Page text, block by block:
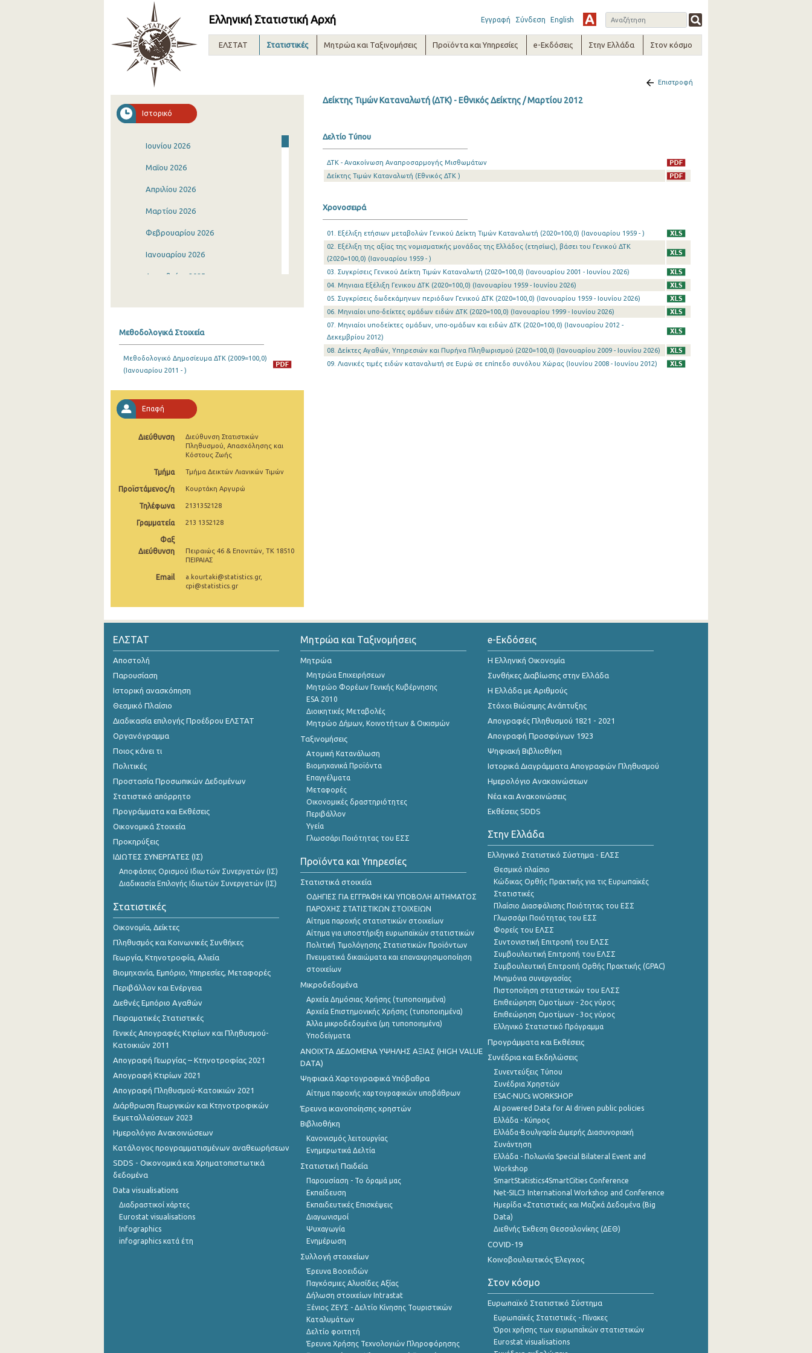
Ελληνική Στατιστική Αρχή Εγγραφή Σύνδεση English
ΕΛΣΤΑΤ Στατιστικές Μητρώα και Ταξινομήσεις Προϊόντα και Υπηρεσίες e-Εκδόσεις Στην Ελλάδα Στον κόσμο
Ιστορικό
Ιουνίου 2026
Μαΐου 2026
Απριλίου 2026
Μαρτίου 2026
Φεβρουαρίου 2026
Ιανουαρίου 2026
Δεκεμβρίου 2025
Αυγούστου 2025
Ιουνίου 2025
Απριλίου 2025
Μαρτίου 2025
Φεβρουαρίου 2025
Δεκεμβρίου 2024
Νοεμβρίου 2024
Οκτωβρίου 2024
Αυγούστου 2024
Ιουλίου 2024
Μαΐου 2024
Απριλίου 2024
Μαρτίου 2024
Φεβρουαρίου 2024
Ιανουαρίου 2024
Δεκεμβρίου 2023
Οκτωβρίου 2023
Σεπτεμβρίου 2023
Αυγούστου 2023
Ιουλίου 2023
Ιουνίου 2023
Απριλίου 2023
Μαρτίου 2023
Φεβρουαρίου 2023
Ιανουαρίου 2023
Δεκεμβρίου 2022
Νοεμβρίου 2022
Οκτωβρίου 2022
Αυγούστου 2022
Ιουλίου 2022
Ιουνίου 2022
Μαΐου 2022
Απριλίου 2022
Μεθοδολογικά Στοιχεία
Μεθοδολογικό Δημοσίευμα ΔΤΚ (2009=100,0)
(Ιανουαρίου 2011 - )
Επαφή
Διεύθυνση
Διεύθυνση Στατιστικών
Πληθυσμού, Απασχόλησης και
Κόστους Ζωής
Τμήμα Τμήμα Δεικτών Λιανικών Τιμών
Προϊστάμενος/η Κουρτάκη Αργυρώ
Τηλέφωνα 2131352128
Γραμματεία 213 1352128
Φαξ
Διεύθυνση
Πειραιώς 46 & Επονιτών, ΤΚ 18510
ΠΕΙΡΑΙΑΣ
Email
a.kourtaki@statistics.gr,
cpi@statistics.gr
Επιστροφή
Δείκτης Τιμών Καταναλωτή (ΔΤΚ) - Εθνικός Δείκτης / Μαρτίου 2012
Δελτίο Τύπου
ΔΤΚ - Ανακοίνωση Αναπροσαρμογής Μισθωμάτων
Δείκτης Τιμών Καταναλωτή (Εθνικός ΔΤΚ )
Χρονοσειρά
01. Εξέλιξη ετήσιων μεταβολών Γενικού Δείκτη Τιμών Καταναλωτή (2020=100,0) (Ιανουαρίου 1959 - )
02. Εξέλιξη της αξίας της νομισματικής μονάδας της Ελλάδος (ετησίως), βάσει του Γενικού ΔΤΚ
(2020=100,0) (Ιανουαρίου 1959 - )
03. Συγκρίσεις Γενικού Δείκτη Τιμών Καταναλωτή (2020=100,0) (Ιανουαρίου 2001 - Ιουνίου 2026)
04. Μηνιαια Εξέλιξη Γενικου ΔΤΚ (2020=100,0) (Ιανουαρίου 1959 - Ιουνίου 2026)
05. Συγκρίσεις δωδεκάμηνων περιόδων Γενικού ΔΤΚ (2020=100,0) (Ιανουαρίου 1959 - Ιουνίου 2026)
06. Μηνιαίοι υπο-δείκτες ομάδων ειδών ΔΤΚ (2020=100,0) (Ιανουαρίου 1999 - Ιουνίου 2026)
07. Μηνιαίοι υποδείκτες oμάδων, υπο-ομάδων και ειδών ΔΤΚ (2020=100,0) (Ιανουαρίου 2012 -
Δεκεμβρίου 2012)
08. Δείκτες Αγαθών, Υπηρεσιών και Πυρήνα Πληθωρισμού (2020=100,0) (Ιανουαρίου 2009 - Ιουνίου 2026)
09. Λιανικές τιμές ειδών καταναλωτή σε Ευρώ σε επίπεδο συνόλου Χώρας (Ιουνίου 2008 - Ιουνίου 2012)
ΕΛΣΤΑΤ
Αποστολή
Παρουσίαση
Ιστορική ανασκόπηση
Θεσμικό Πλαίσιο
Διαδικασία επιλογής Προέδρου ΕΛΣΤΑΤ
Οργανόγραμμα
Ποιος κάνει τι
Πολιτικές
Προστασία Προσωπικών Δεδομένων
Στατιστικό απόρρητο
Προγράμματα και Εκθέσεις
Οικονομικά Στοιχεία
Προκηρύξεις
ΙΔΙΩΤΕΣ ΣΥΝΕΡΓΑΤΕΣ (ΙΣ)
Αποφάσεις Ορισμού Ιδιωτών Συνεργατών (ΙΣ)
Διαδικασία Επιλογής Ιδιωτών Συνεργατών (ΙΣ)
Στατιστικές
Οικονομία, Δείκτες
Πληθυσμός και Κοινωνικές Συνθήκες
Γεωργία, Κτηνοτροφία, Αλιεία
Βιομηχανία, Εμπόριο, Υπηρεσίες, Μεταφορές
Περιβάλλον και Ενέργεια
Διεθνές Εμπόριο Αγαθών
Πειραματικές Στατιστικές
Γενικές Απογραφές Κτιρίων και Πληθυσμού-
Κατοικιών 2011
Απογραφή Γεωργίας – Κτηνοτροφίας 2021
Απογραφή Κτιρίων 2021
Απογραφή Πληθυσμού-Κατοικιών 2021
Διάρθρωση Γεωργικών και Κτηνοτροφικών
Εκμεταλλεύσεων 2023
Ημερολόγιο Ανακοινώσεων
Κατάλογος προγραμματισμένων αναθεωρήσεων
SDDS - Οικονομικά και Χρηματοπιστωτικά
δεδομένα
Data visualisations
Διαδραστικοί χάρτες
Eurostat visualisations
Infographics
infographics κατά έτη
Μητρώα και Ταξινομήσεις
Μητρώα
Μητρώα Επιχειρήσεων
Μητρώο Φορέων Γενικής Κυβέρνησης
ESA 2010
Διοικητικές Μεταβολές
Μητρώο Δήμων, Κοινοτήτων & Οικισμών
Ταξινομήσεις
Ατομική Κατανάλωση
Βιομηχανικά Προϊόντα
Επαγγέλματα
Μεταφορές
Οικονομικές δραστηριότητες
Περιβάλλον
Υγεία
Γλωσσάρι Ποιότητας του ΕΣΣ
Προϊόντα και Υπηρεσίες
Στατιστικά στοιχεία
ΟΔΗΓΙΕΣ ΓΙΑ ΕΓΓΡΑΦΗ ΚΑΙ ΥΠΟΒΟΛΗ ΑΙΤΗΜΑΤΟΣ
ΠΑΡΟΧΗΣ ΣΤΑΤΙΣΤΙΚΩΝ ΣΤΟΙΧΕΙΩΝ
Αίτημα παροχής στατιστικών στοιχείων
Αίτημα για υποστήριξη ευρωπαϊκών στατιστικών
Πολιτική Τιμολόγησης Στατιστικών Προϊόντων
Πνευματικά δικαιώματα και επαναχρησιμοποίηση
στοιχείων
Μικροδεδομένα
Αρχεία Δημόσιας Χρήσης (τυποποιημένα)
Αρχεία Επιστημονικής Χρήσης (τυποποιημένα)
Άλλα μικροδεδομένα (μη τυποποιημένα)
Υποδείγματα
ANOIXTA ΔΕΔΟΜΕΝΑ ΥΨΗΛΗΣ ΑΞΙΑΣ (HIGH VALUE
DATA)
Ψηφιακά Χαρτογραφικά Υπόβαθρα
Αίτημα παροχής χαρτογραφικών υποβάθρων
Έρευνα ικανοποίησης χρηστών
Βιβλιοθήκη
Κανονισμός λειτουργίας
Ενημερωτικά Δελτία
Στατιστική Παιδεία
Παρουσίαση - Το όραμά μας
Εκπαίδευση
Εκπαιδευτικές Επισκέψεις
Διαγωνισμοί
Ψυχαγωγία
Ενημέρωση
Συλλογή στοιχείων
Έρευνα Βοοειδών
Παγκόσμιες Αλυσίδες Αξίας
Δήλωση στοιχείων Intrastat
Ξένιος ΖΕΥΣ - Δελτίο Κίνησης Τουριστικών
Καταλυμάτων
Δελτίο φοιτητή
Έρευνα Χρήσης Τεχνολογιών Πληροφόρησης
e-Εκδόσεις
Η Ελληνική Οικονομία
Συνθήκες Διαβίωσης στην Ελλάδα
Η Ελλάδα με Αριθμούς
Στόχοι Βιώσιμης Ανάπτυξης
Απογραφές Πληθυσμού 1821 - 2021
Απογραφή Προσφύγων 1923
Ψηφιακή Βιβλιοθήκη
Ιστορικά Διαγράμματα Απογραφών Πληθυσμού
Ημερολόγιο Ανακοινώσεων
Νέα και Ανακοινώσεις
Εκθέσεις SDDS
Στην Ελλάδα
Ελληνικό Στατιστικό Σύστημα - ΕΛΣΣ
Θεσμικό πλαίσιο
Κώδικας Ορθής Πρακτικής για τις Ευρωπαϊκές
Στατιστικές
Πλαίσιο Διασφάλισης Ποιότητας του ΕΣΣ
Γλωσσάρι Ποιότητας του ΕΣΣ
Φορείς του ΕΛΣΣ
Συντονιστική Επιτροπή του ΕΛΣΣ
Συμβουλευτική Επιτροπή του ΕΛΣΣ
Συμβουλευτική Επιτροπή Ορθής Πρακτικής (GPAC)
Μνημόνια συνεργασίας
Πιστοποίηση στατιστικών του ΕΛΣΣ
Επιθεώρηση Ομοτίμων - 2ος γύρος
Επιθεώρηση Ομοτίμων - 3ος γύρος
Ελληνικό Στατιστικό Πρόγραμμα
Προγράμματα και Εκθέσεις
Συνέδρια και Εκδηλώσεις
Συνεντεύξεις Τύπου
Συνέδρια Χρηστών
ESAC-NUCs WORKSHOP
AI powered Data for AI driven public policies
Ελλάδα - Κύπρος
Ελλάδα-Βουλγαρία-Διμερής Διασυνοριακή
Συνάντηση
Ελλάδα - Πολωνία Special Bilateral Event and
Workshop
SmartStatistics4SmartCities Conference
Net-SILC3 International Workshop and Conference
Ημερίδα «Στατιστικές και Μαζικά Δεδομένα (Big
Data)
Διεθνής Έκθεση Θεσσαλονίκης (ΔΕΘ)
COVID-19
Κοινοβουλευτικός Έλεγχος
Στον κόσμο
Ευρωπαϊκό Στατιστικό Σύστημα
Ευρωπαϊκές Στατιστικές - Πίνακες
Όροι χρήσης των ευρωπαΪκών στατιστικών
Eurostat visualisations